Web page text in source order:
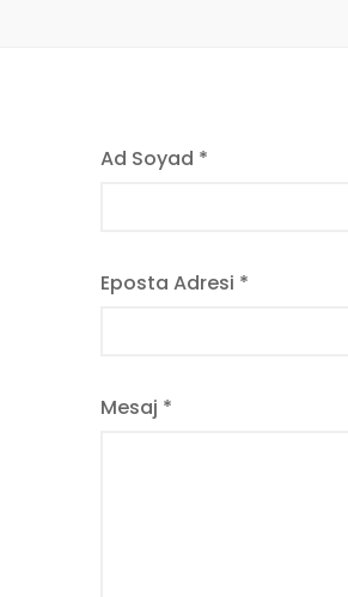
Ad Soyad *
Eposta Adresi *
Mesaj *